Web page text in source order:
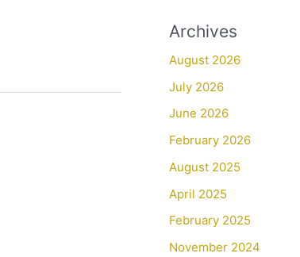
Archives
August 2026
July 2026
June 2026
February 2026
August 2025
April 2025
February 2025
November 2024